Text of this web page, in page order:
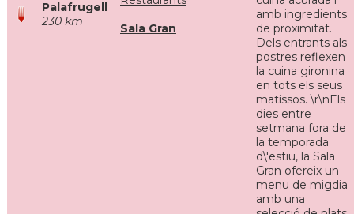
Palafrugell
230 km
Sala Gran
amb ingredients
de proximitat.
Dels entrants als
postres reflexen
la cuina gironina
en tots els seus
matissos. \r\nEls
dies entre
setmana fora de
la temporada
d\'estiu, la Sala
Gran ofereix un
menu de migdia
amb una